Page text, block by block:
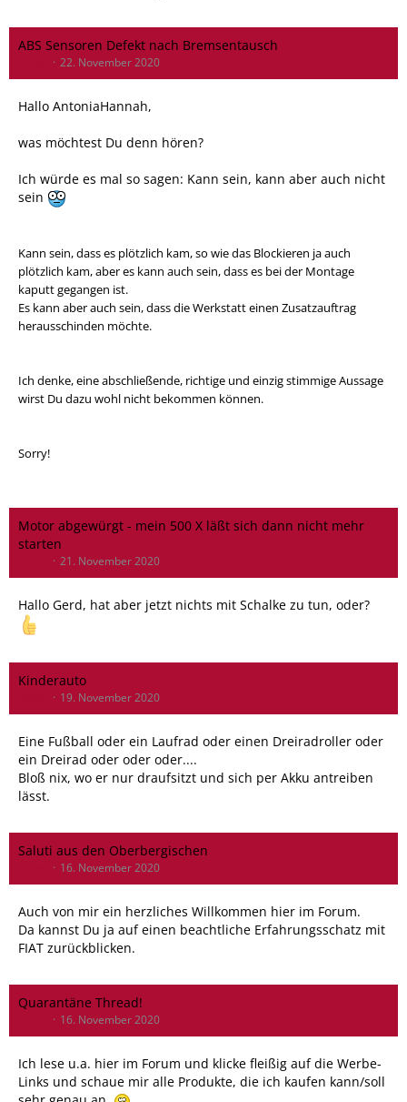
ABS Sensoren Defekt nach Bremsentausch
22. November 2020
Hallo AntoniaHannah,
was möchtest Du denn hören?
Ich würde es mal so sagen: Kann sein, kann aber auch nicht
sein
Kann sein, dass es plötzlich kam, so wie das Blockieren ja auch
plötzlich kam, aber es kann auch sein, dass es bei der Montage
kaputt gegangen ist.
Es kann aber auch sein, dass die Werkstatt einen Zusatzauftrag
herausschinden möchte.
Ich denke, eine abschließende, richtige und einzig stimmige Aussage
wirst Du dazu wohl nicht bekommen können.
Sorry!
Motor abgewürgt - mein 500 X läßt sich dann nicht mehr
starten
21. November 2020
Hallo Gerd, hat aber jetzt nichts mit Schalke zu tun, oder?
Kinderauto
19. November 2020
Eine Fußball oder ein Laufrad oder einen Dreiradroller oder
ein Dreirad oder oder oder....
Bloß nix, wo er nur draufsitzt und sich per Akku antreiben
lässt.
Saluti aus den Oberbergischen
16. November 2020
Auch von mir ein herzliches Willkommen hier im Forum.
Da kannst Du ja auf einen beachtliche Erfahrungsschatz mit
FIAT zurückblicken.
Quarantäne Thread!
16. November 2020
Ich lese u.a. hier im Forum und klicke fleißig auf die Werbe-
Links und schaue mir alle Produkte, die ich kaufen kann/soll